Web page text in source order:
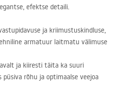
efektse detaili.
ja kriimustuskindluse,
armatuur laitmatu välimuse
ja kiiresti täita ka suuri
püsiva rõhu ja optimaalse veejoa